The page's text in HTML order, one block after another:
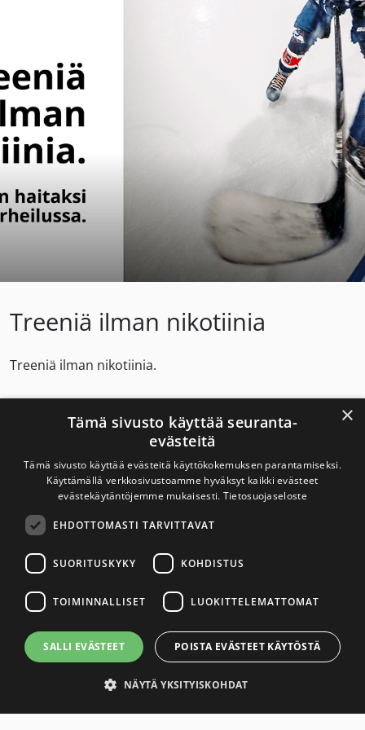
Treeniä ilman nikotiinia
Treeniä ilman nikotiinia.
Nuuska on haitaksi myös urheilussa.
Savuton Suomi 2030
Savuton Suomi 2030 -verkoston toiminnan
tavoitteena on tupakaton ja nikotiiniton Suomi.
Yhteystiedot
Tietosuojaseloste
Saavutettavuusseloste
×
Tämä sivusto käyttää seuranta-
evästeitä
Tämä sivusto käyttää evästeitä käyttökokemuksen parantamiseksi.
Käyttämällä verkkosivustoamme hyväksyt kaikki evästeet
evästekäytäntöjemme mukaisesti. Tietosuojaseloste
EHDOTTOMASTI TARVITTAVAT
SUORITUSKYKY KOHDISTUS
TOIMINNALLISET LUOKITTELEMATTOMAT
SALLI EVÄSTEET POISTA EVÄSTEET KÄYTÖSTÄ
NÄYTÄ YKSITYISKOHDAT